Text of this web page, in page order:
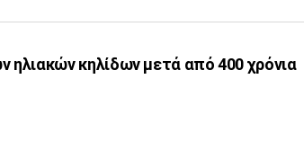
ηλιακών κηλίδων μετά από 400 χρόνια